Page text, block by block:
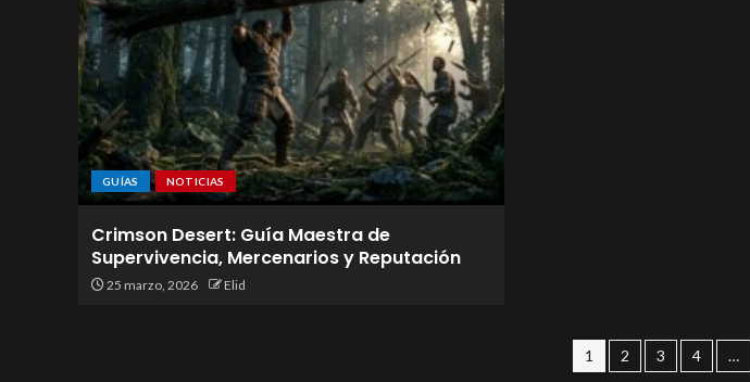
GUÍAS NOTICIAS
Crimson Desert: Guía Maestra de
Supervivencia, Mercenarios y Reputación
25 marzo, 2026 Elid
1 2 3 4 …